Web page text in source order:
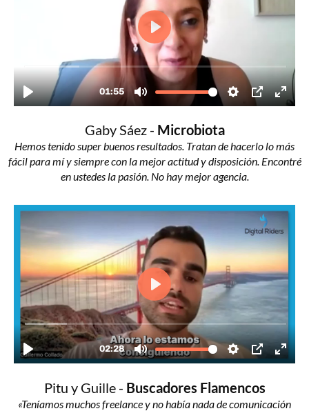
Gaby Sáez - Microbiota
Hemos tenido super buenos resultados. Tratan de hacerlo lo más
fácil para mí y siempre con la mejor actitud y disposición. Encontré
en ustedes la pasión. No hay mejor agencia.
Pitu y Guille - Buscadores Flamencos
«Teníamos muchos freelance y no había nada de comunicación